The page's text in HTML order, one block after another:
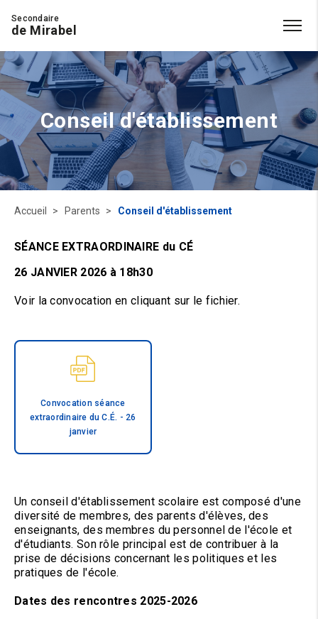
Secondaire
de Mirabel
Conseil d'établissement
Accueil Parents Conseil d'établissement
SÉANCE EXTRAORDINAIRE du CÉ
26 JANVIER 2026 à 18h30
Voir la convocation en cliquant sur le fichier.
Convocation séance
extraordinaire du C.É. - 26
janvier
Un conseil d'établissement scolaire est composé d'une
diversité de membres, des parents d'élèves, des
enseignants, des membres du personnel de l'école et
d'étudiants. Son rôle principal est de contribuer à la
prise de décisions concernant les politiques et les
pratiques de l'école.
Dates des rencontres 2025-2026